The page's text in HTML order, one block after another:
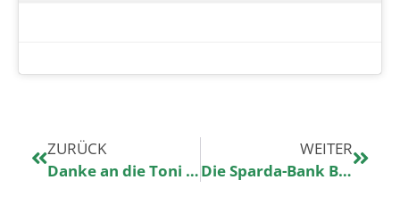
ZURÜCK
Danke an die Toni Kroos Stiftung für ihre Unterstützung
WEITER
Die Sparda-Bank Berlin unterstützt uns mit einer Spende und Ihr könnt diese sogar noch erhöhen